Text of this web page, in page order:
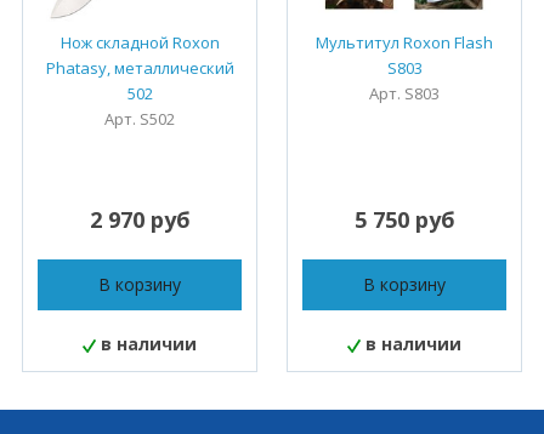
Нож складной Roxon
Phatasy, металлический
502
Арт. S502
2 970 руб
В корзину
в наличии
Мультитул Roxon Flash
S803
Арт. S803
5 750 руб
В корзину
в наличии